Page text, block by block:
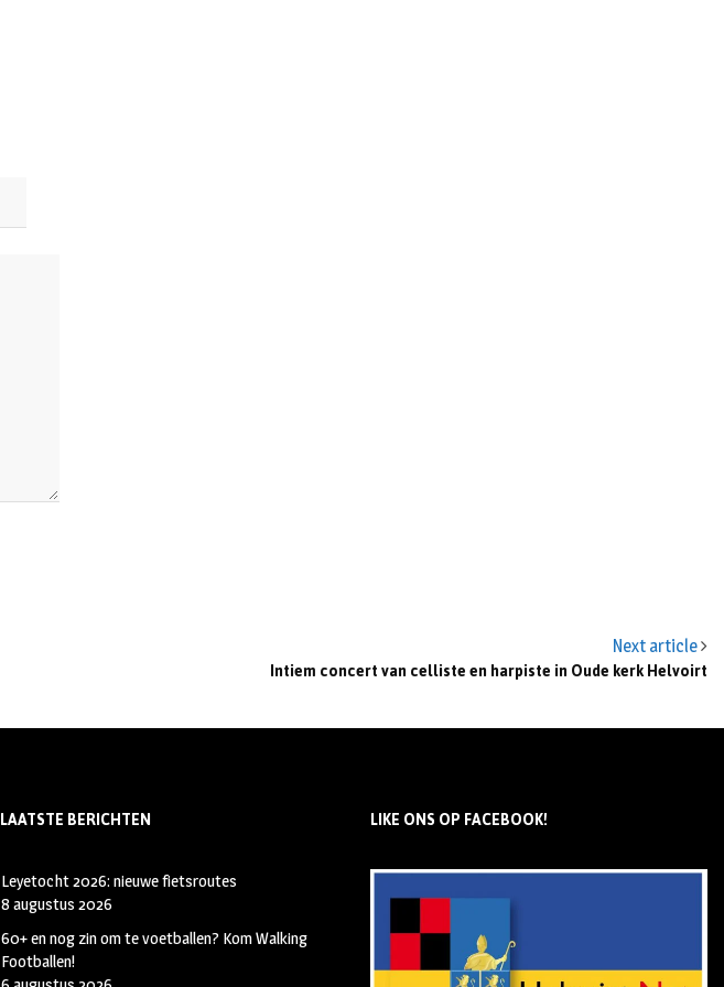
Next article
Intiem concert van celliste en harpiste in Oude kerk Helvoirt
LAATSTE BERICHTEN
Leyetocht 2026: nieuwe fietsroutes
8 augustus 2026
60+ en nog zin om te voetballen? Kom Walking
Footballen!
LIKE ONS OP FACEBOOK!